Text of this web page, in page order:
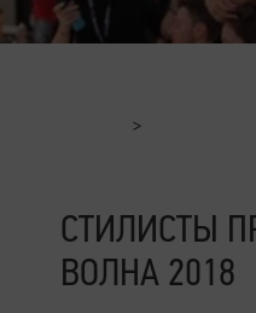
СТИЛИСТЫ
ВОЛНА 2018